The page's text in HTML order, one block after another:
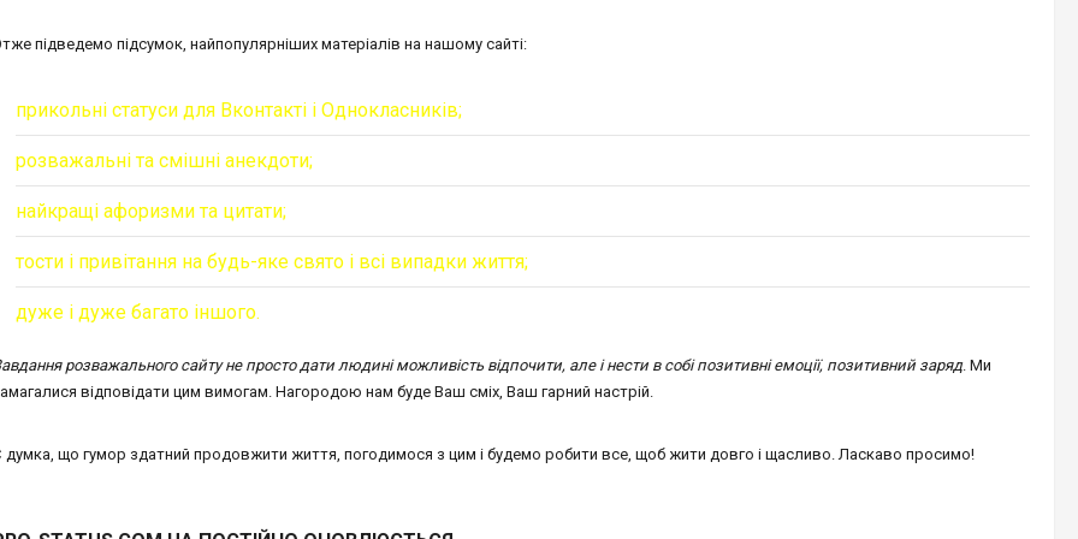
підведемо підсумок, найпопулярніших матеріалів на нашому сайті:
прикольні статуси для Вконтакті і Однокласників;
розважальні та смішні анекдоти;
найкращі афоризми та цитати;
тости і привітання на будь-яке свято і всі випадки життя;
дуже і дуже багато іншого.
розважального сайту не просто дати людині можливість відпочити, але і нести в собі позитивні емоції, позитивний заряд. Ми
відповідати цим вимогам. Нагородою нам буде Ваш сміх, Ваш гарний настрій.
думка, що гумор здатний продовжити життя, погодимося з цим і будемо робити все, щоб жити довго і щасливо. Ласкаво просимо!